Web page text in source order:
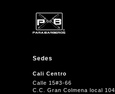
Sedes
Cali Centro
Calle 15#3-66
C.C. Gran Colmena local 104